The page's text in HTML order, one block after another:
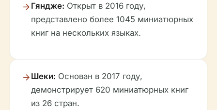
Гяндже: Открыт в 2016 году,
представлено более 1045 миниатюрных
книг на нескольких языках.
Шеки: Основан в 2017 году,
демонстрирует 620 миниатюрных книг
из 26 стран.